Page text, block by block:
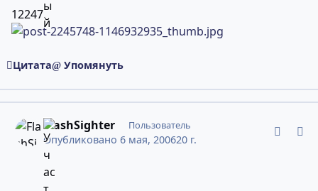
12247.
Цитата Упомянуть
FlashSighter Пользователь
Опубликовано 6 мая, 200620 г.